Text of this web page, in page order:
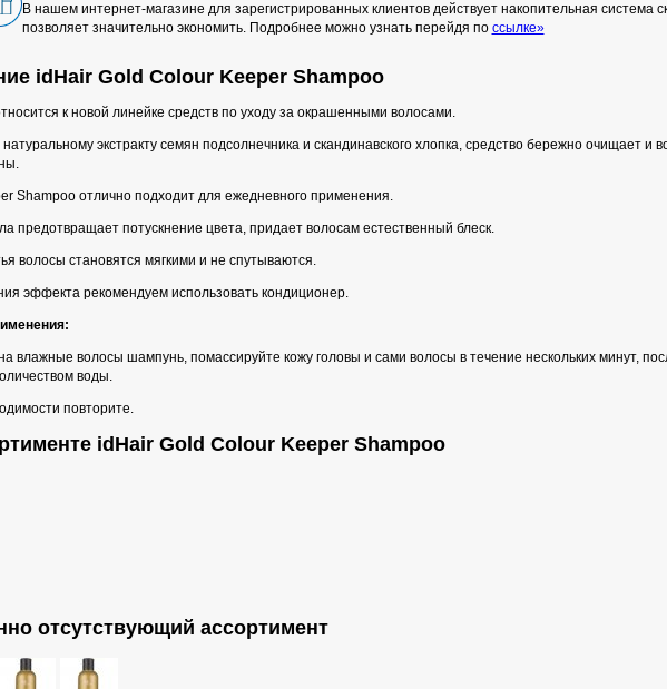
В нашем интернет-магазине для зарегистрированных клиентов действует накопительная система
позволяет значительно экономить. Подробнее можно узнать перейдя по ссылке»
idHair Gold Colour Keeper Shampoo
к новой линейке средств по уходу за окрашенными волосами.
натуральному экстракту семян подсолнечника и скандинавского хлопка, средство бережно очищает и
Shampoo отлично подходит для ежедневного применения.
предотвращает потускнение цвета, придает волосам естественный блеск.
волосы становятся мягкими и не спутываются.
эффекта рекомендуем использовать кондиционер.
влажные волосы шампунь, помассируйте кожу головы и сами волосы в течение нескольких минут,
воды.
повторите.
idHair Gold Colour Keeper Shampoo
отсутствующий ассортимент